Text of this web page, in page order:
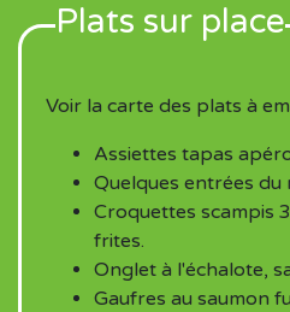
Plats sur place
Voir la carte des plats à
Assiettes tapas
Quelques entrées du
Croquettes scampis
frites.
Onglet à l'échalote,
Gaufres au saumon